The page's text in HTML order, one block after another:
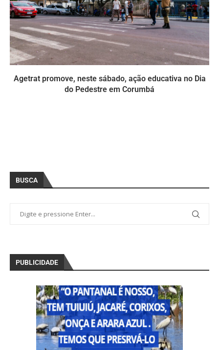
Agetrat promove, neste sábado, ação educativa no Dia
do Pedestre em Corumbá
BUSCA
PUBLICIDADE